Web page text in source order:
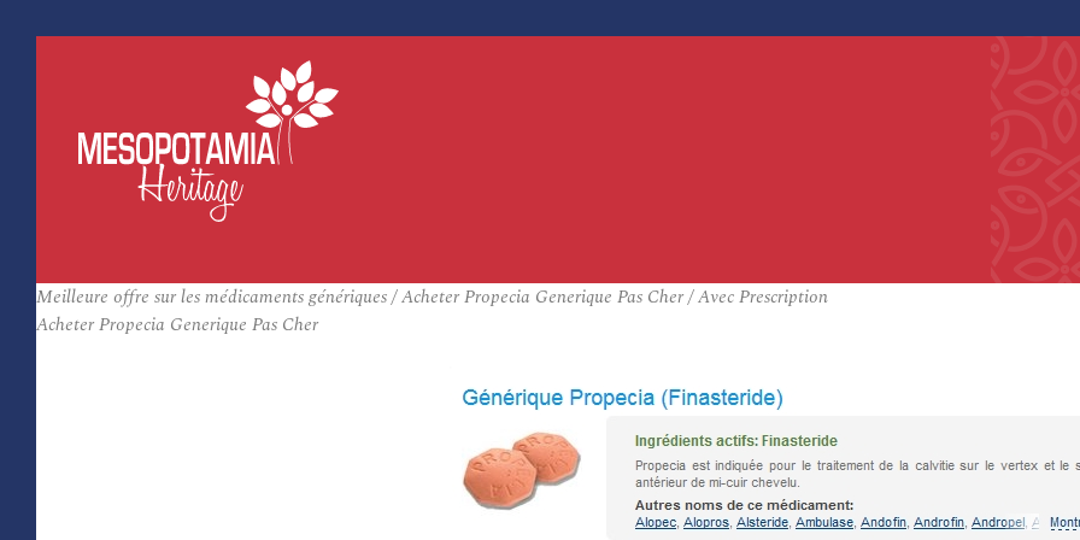
Meilleure offre sur les médicaments génériques / Acheter Propecia Generique Pas Cher / Avec Prescription
Acheter Propecia Generique Pas Cher